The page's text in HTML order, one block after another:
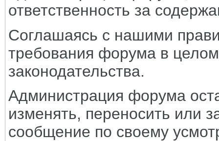
ответственность за
Соглашаясь с нашими
требования форума в
законодательства.
Администрация форума
изменять, переносить или
сообщение по своему